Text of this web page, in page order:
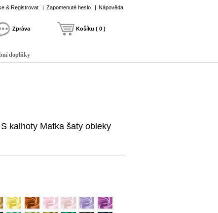
& Registrovat | Zapomenuté heslo | Nápověda
Zpráva Košíku ( 0 )
doplňky
kalhoty Matka šaty obleky